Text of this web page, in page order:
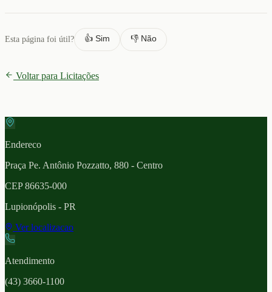
Esta página foi útil? 👍 Sim 👎 Não
Voltar para Licitações
Endereco
Praça Pe. Antônio Pozzatto, 880 - Centro
CEP86635-000
Lupionópolis - PR
Ver localizacao
Atendimento
(43) 3660-1100